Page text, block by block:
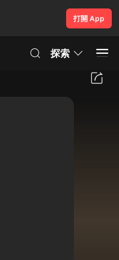
打開 App
探索